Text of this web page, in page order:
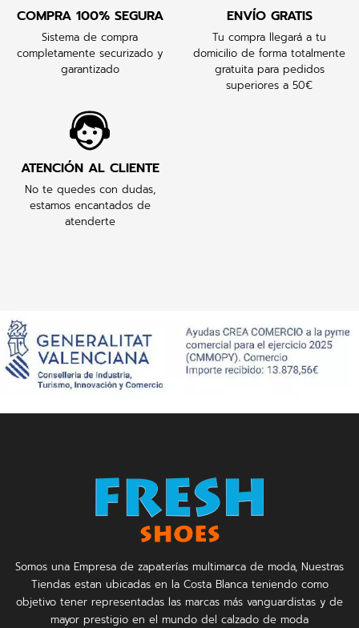
COMPRA 100% SEGURA
Sistema de compra
completamente securizado y
garantizado
ENVÍO GRATIS
Tu compra llegará a tu
domicilio de forma totalmente
gratuita para pedidos
superiores a 50€
ATENCIÓN AL CLIENTE
No te quedes con dudas,
estamos encantados de
atenderte
Somos una Empresa de zapaterías multimarca de moda, Nuestras
Tiendas estan ubicadas en la Costa Blanca teniendo como
objetivo tener representadas las marcas más vanguardistas y de
mayor prestigio en el mundo del calzado de moda